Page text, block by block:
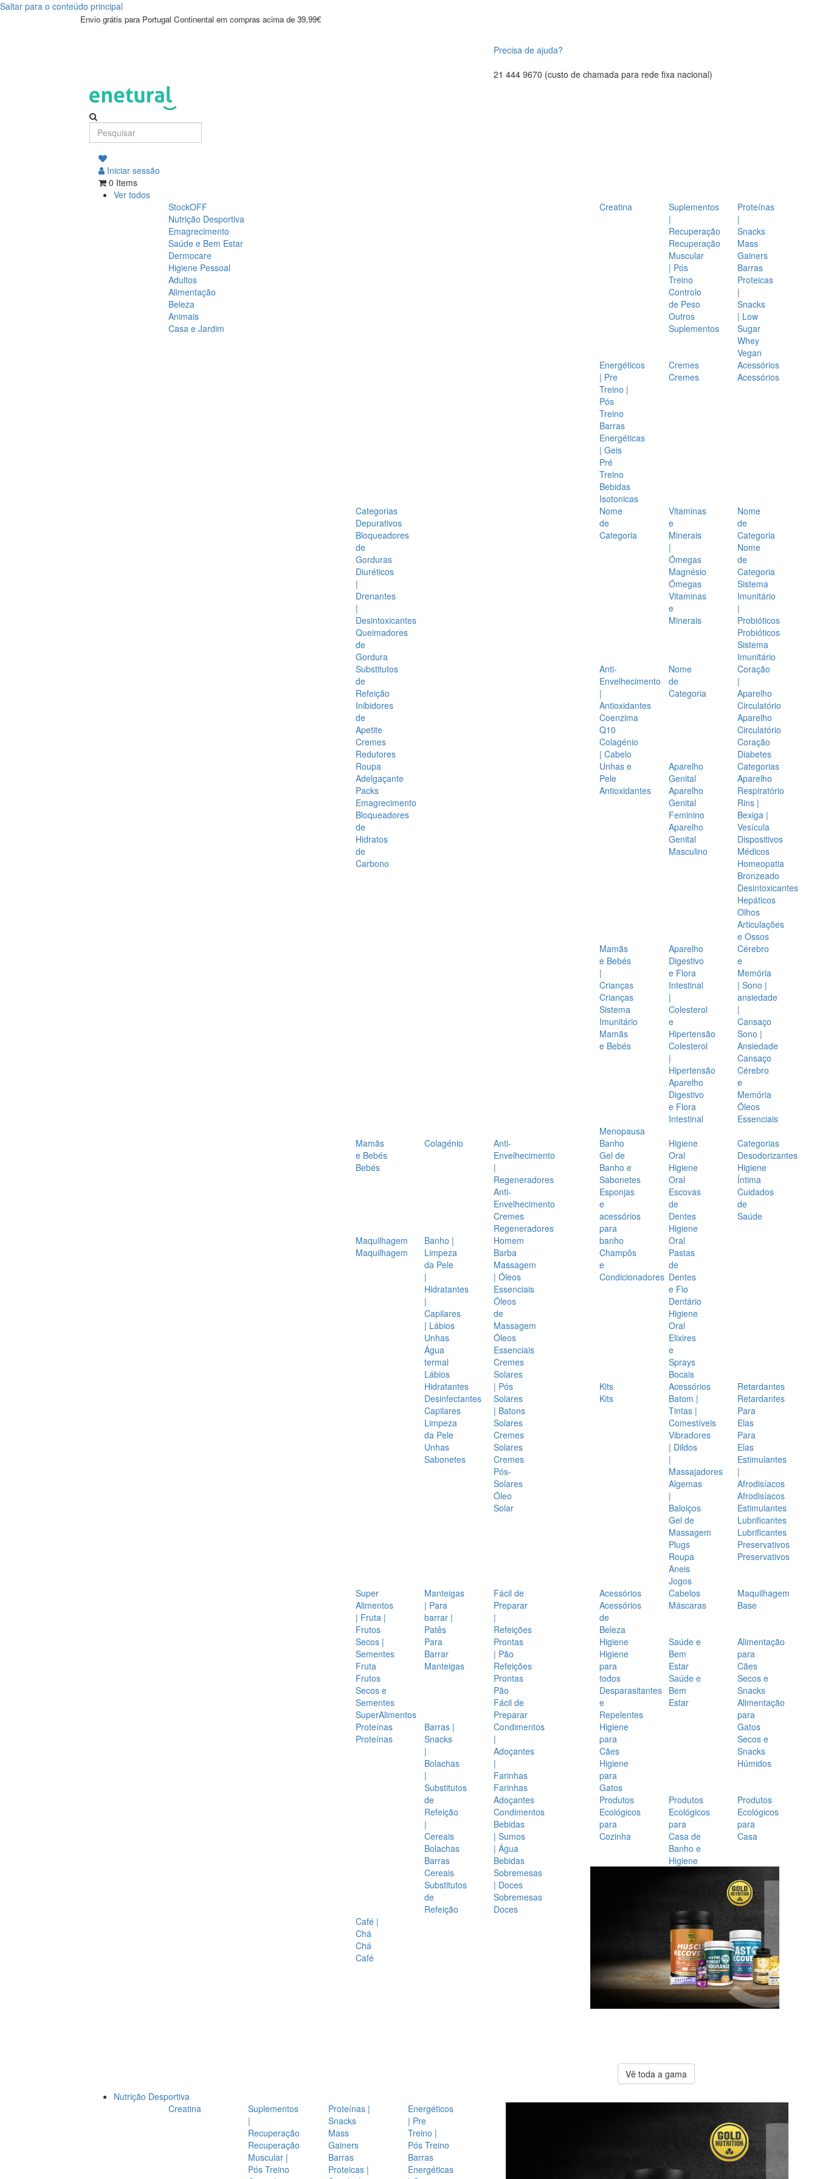
Saltar para o conteúdo principal
Envio grátis para Portugal Continental em compras acima de 39,99€
Precisa de ajuda?
21 444 9670 (custo de chamada para rede fixa nacional)
Iniciar sessão
0 Items
Ver todos
StockOFF
Nutrição Desportiva
Emagrecimento
Saúde e Bem Estar
Dermocare
Higiene Pessoal
Adultos
Alimentação
Beleza
Animais
Casa e Jardim
Creatina
Suplementos
|
Recuperação
Recuperação
Muscular
| Pós
Treino
Controlo
de Peso
Outros
Suplementos
Proteínas
|
Snacks
Mass
Gainers
Barras
Proteicas
|
Snacks
| Low
Sugar
Whey
Vegan
Energéticos
| Pre
Treino |
Pós
Treino
Barras
Energéticas
| Geis
Pré
Treino
Bebidas
Isotonicas
Cremes
Cremes
Acessórios
Acessórios
Categorias
Depurativos
Bloqueadores
de
Gorduras
Diuréticos
|
Drenantes
|
Desintoxicantes
Queimadores
de
Gordura
Substitutos
de
Refeição
Inibidores
de
Apetite
Cremes
Redutores
Roupa
Adelgaçante
Packs
Emagrecimento
Bloqueadores
de
Hidratos
de
Carbono
Nome
de
Categoria
Vitaminas
e
Minerais
|
Ómegas
Magnésio
Ómegas
Vitaminas
e
Minerais
Nome
de
Categoria
Nome
de
Categoria
Sistema
Imunitário
|
Probióticos
Probióticos
Sistema
Imunitário
Anti-
Envelhecimento
|
Antioxidantes
Coenzima
Q10
Colagénio
| Cabelo
Unhas e
Pele
Antioxidantes
Nome
de
Categoria
Coração
|
Aparelho
Circulatório
Aparelho
Circulatório
Coração
Diabetes
Aparelho
Genital
Aparelho
Genital
Feminino
Aparelho
Genital
Masculino
Categorias
Aparelho
Respiratório
Rins |
Bexiga |
Vesícula
Dispositivos
Médicos
Homeopatia
Bronzeado
Desintoxicantes
Hepáticos
Olhos
Articulações
e Ossos
Mamãs
e Bebés
|
Crianças
Crianças
Sistema
Imunitário
Mamãs
e Bebés
Aparelho
Digestivo
e Flora
Intestinal
|
Colesterol
e
Hipertensão
Colesterol
|
Hipertensão
Aparelho
Digestivo
e Flora
Intestinal
Cérebro
e
Memória
| Sono |
ansiedade
|
Cansaço
Sono |
Ansiedade
Cansaço
Cérebro
e
Memória
Óleos
Essenciais
Menopausa
Mamãs
e Bebés
Bebés
Colagénio
Anti-
Envelhecimento
|
Regeneradores
Anti-
Envelhecimento
Cremes
Regeneradores
Maquilhagem
Maquilhagem
Banho |
Limpeza
da Pele
|
Hidratantes
|
Capilares
| Lábios
Unhas
Água
termal
Lábios
Hidratantes
Desinfectantes
Capilares
Limpeza
da Pele
Unhas
Sabonetes
Homem
Barba
Massagem
| Óleos
Essenciais
Óleos
de
Massagem
Óleos
Essenciais
Cremes
Solares
| Pós
Solares
| Batons
Solares
Cremes
Solares
Cremes
Pós-
Solares
Óleo
Solar
Banho
Gel de
Banho e
Sabonetes
Esponjas
e
acessórios
para
banho
Champôs
e
Condicionadores
Higiene
Oral
Higiene
Oral
Escovas
de
Dentes
Higiene
Oral
Pastas
de
Dentes
e Fio
Dentário
Higiene
Oral
Elixires
e
Sprays
Bocais
Categorias
Desodorizantes
Higiene
Íntima
Cuidados
de
Saúde
Kits
Kits
Acessórios
Batom |
Tintas |
Comestíveis
Vibradores
| Dildos
|
Massajadores
Algemas
|
Baloiços
Gel de
Massagem
Plugs
Roupa
Aneis
Jogos
Retardantes
Retardantes
Para
Elas
Para
Elas
Estimulantes
|
Afrodisíacos
Afrodisíacos
Estimulantes
Lubrificantes
Lubrificantes
Preservativos
Preservativos
Super
Alimentos
| Fruta |
Frutos
Secos |
Sementes
Fruta
Frutos
Secos e
Sementes
SuperAlimentos
Manteigas
| Para
barrar |
Patês
Para
Barrar
Manteigas
Fácil de
Preparar
|
Refeições
Prontas
| Pão
Refeições
Prontas
Pão
Fácil de
Preparar
Proteínas
Proteínas
Barras |
Snacks
|
Bolachas
|
Substitutos
de
Refeição
|
Cereais
Bolachas
Barras
Cereais
Substitutos
de
Refeição
Condimentos
|
Adoçantes
|
Farinhas
Farinhas
Adoçantes
Condimentos
Bebidas
| Sumos
| Água
Bebidas
Sobremesas
| Doces
Sobremesas
Doces
Café |
Chá
Chá
Café
Acessórios
Acessórios
de
Beleza
Cabelos
Máscaras
Maquilhagem
Base
Higiene
Higiene
para
todos
Desparasitantes
e
Repelentes
Higiene
para
Cães
Higiene
para
Gatos
Saúde e
Bem
Estar
Saúde e
Bem
Estar
Alimentação
para
Cães
Secos e
Snacks
Alimentação
para
Gatos
Secos e
Snacks
Húmidos
Produtos
Ecológicos
para
Cozinha
Produtos
Ecológicos
para
Casa de
Banho e
Higiene
Produtos
Ecológicos
para
Casa
Vê toda a gama
Nutrição Desportiva
Creatina
Suplementos
|
Recuperação
Recuperação
Muscular |
Pós Treino
Proteínas |
Snacks
Mass
Gainers
Barras
Proteicas |
Energéticos
| Pre
Treino |
Pós Treino
Barras
Energéticas